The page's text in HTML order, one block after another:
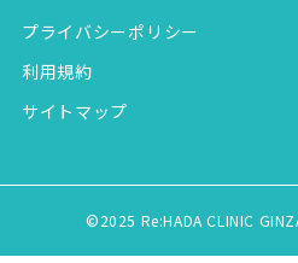
プライバシーポリシー
利用規約
サイトマップ
©2025 Re:HADA CLINIC